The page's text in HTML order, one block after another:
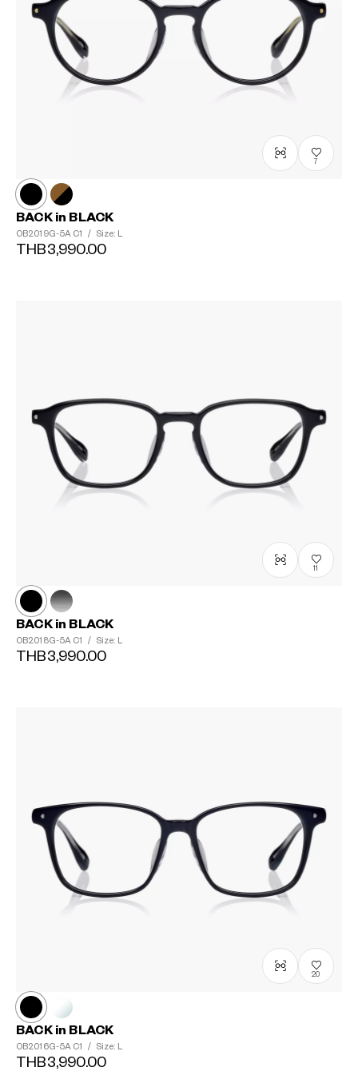
7
BACK in BLACK
OB2019G-5A C1 / Size: L
THB3,990.00
11
BACK in BLACK
OB2018G-5A C1 / Size: L
THB3,990.00
20
BACK in BLACK
OB2016G-5A C1 / Size: L
THB3,990.00